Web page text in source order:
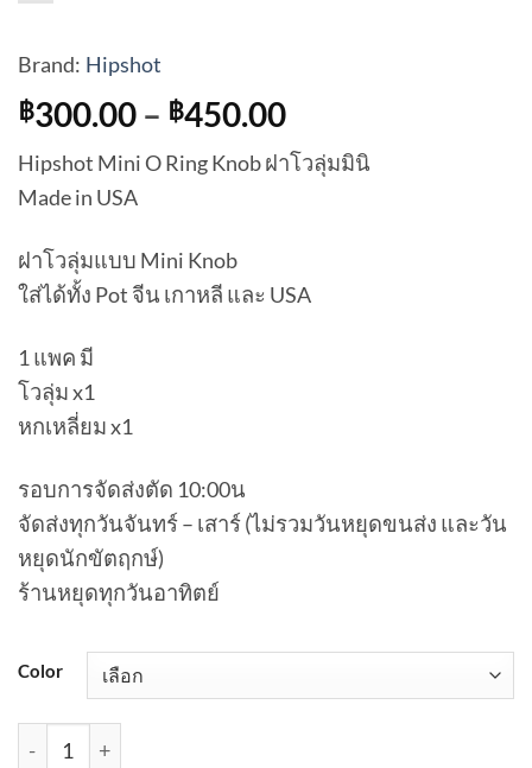
Brand: Hipshot
฿300.00 – ฿450.00Price
range:
฿300.00
Hipshot Mini O Ring Knob ฝาโวลุ่มมินิ
Made in USA
ฝาโวลุ่มแบบ Mini Knob
ใส่ได้ทั้ง Pot จีน เกาหลี และ USA
1 แพค มี
โวลุ่ม x1
หกเหลี่ยม x1
รอบการจัดส่งตัด 10:00น
จัดส่งทุกวันจันทร์ – เสาร์ (ไม่รวมวันหยุดขนส่ง และวัน
หยุดนักขัตฤกษ์)
ร้านหยุดทุกวันอาทิตย์
Color
จำนวน Hipshot Mini O Ring Knob ฝาโวลุ่มมินิ 80630